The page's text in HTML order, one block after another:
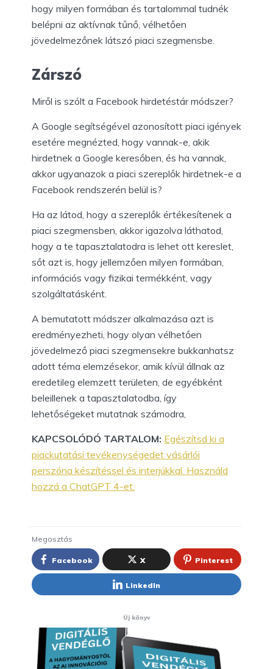
hogy milyen formában és tartalommal tudnék
belépni az aktívnak tűnő, vélhetően
jövedelmezőnek látszó piaci szegmensbe.
Zárszó
Miről is szólt a Facebook hirdetéstár módszer?
A Google segítségével azonosított piaci igények
esetére megnézted, hogy vannak-e, akik
hirdetnek a Google keresőben, és ha vannak,
akkor ugyanazok a piaci szereplők hirdetnek-e a
Facebook rendszerén belül is?
Ha az látod, hogy a szereplők értékesítenek a
piaci szegmensben, akkor igazolva láthatod,
hogy a te tapasztalatodra is lehet ott kereslet,
sőt azt is, hogy jellemzően milyen formában,
információs vagy fizikai termékként, vagy
szolgáltatásként.
A bemutatott módszer alkalmazása azt is
eredményezheti, hogy olyan vélhetően
jövedelmező piaci szegmensekre bukkanhatsz
adott téma elemzésekor, amik kívül állnak az
eredetileg elemzett területen, de egyébként
beleillenek a tapasztalatodba, így
lehetőségeket mutatnak számodra,
KAPCSOLÓDÓ TARTALOM: Egészítsd ki a
piackutatási tevékenységedet vásárlói
perszóna készítéssel és interjúkkal. Használd
hozzá a ChatGPT 4-et.
Megosztás
Facebook X Pinterest
LinkedIn
Új könyv